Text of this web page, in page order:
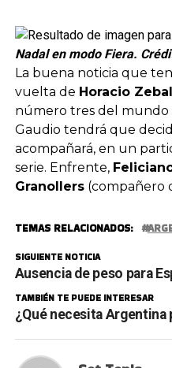
Nadal en modo Fiera.
La buena noticia que
vuelta de Horacio
número tres del mundo
Gaudio tendrá que
acompañará, en un
serie. Enfrente,
Granollers(compañero
TEMAS RELACIONADOS:
SIGUIENTE NOTICIA
Ausencia de peso para
TAMBIÉN TE PUEDE INTERESAR
¿Qué necesita Argentina